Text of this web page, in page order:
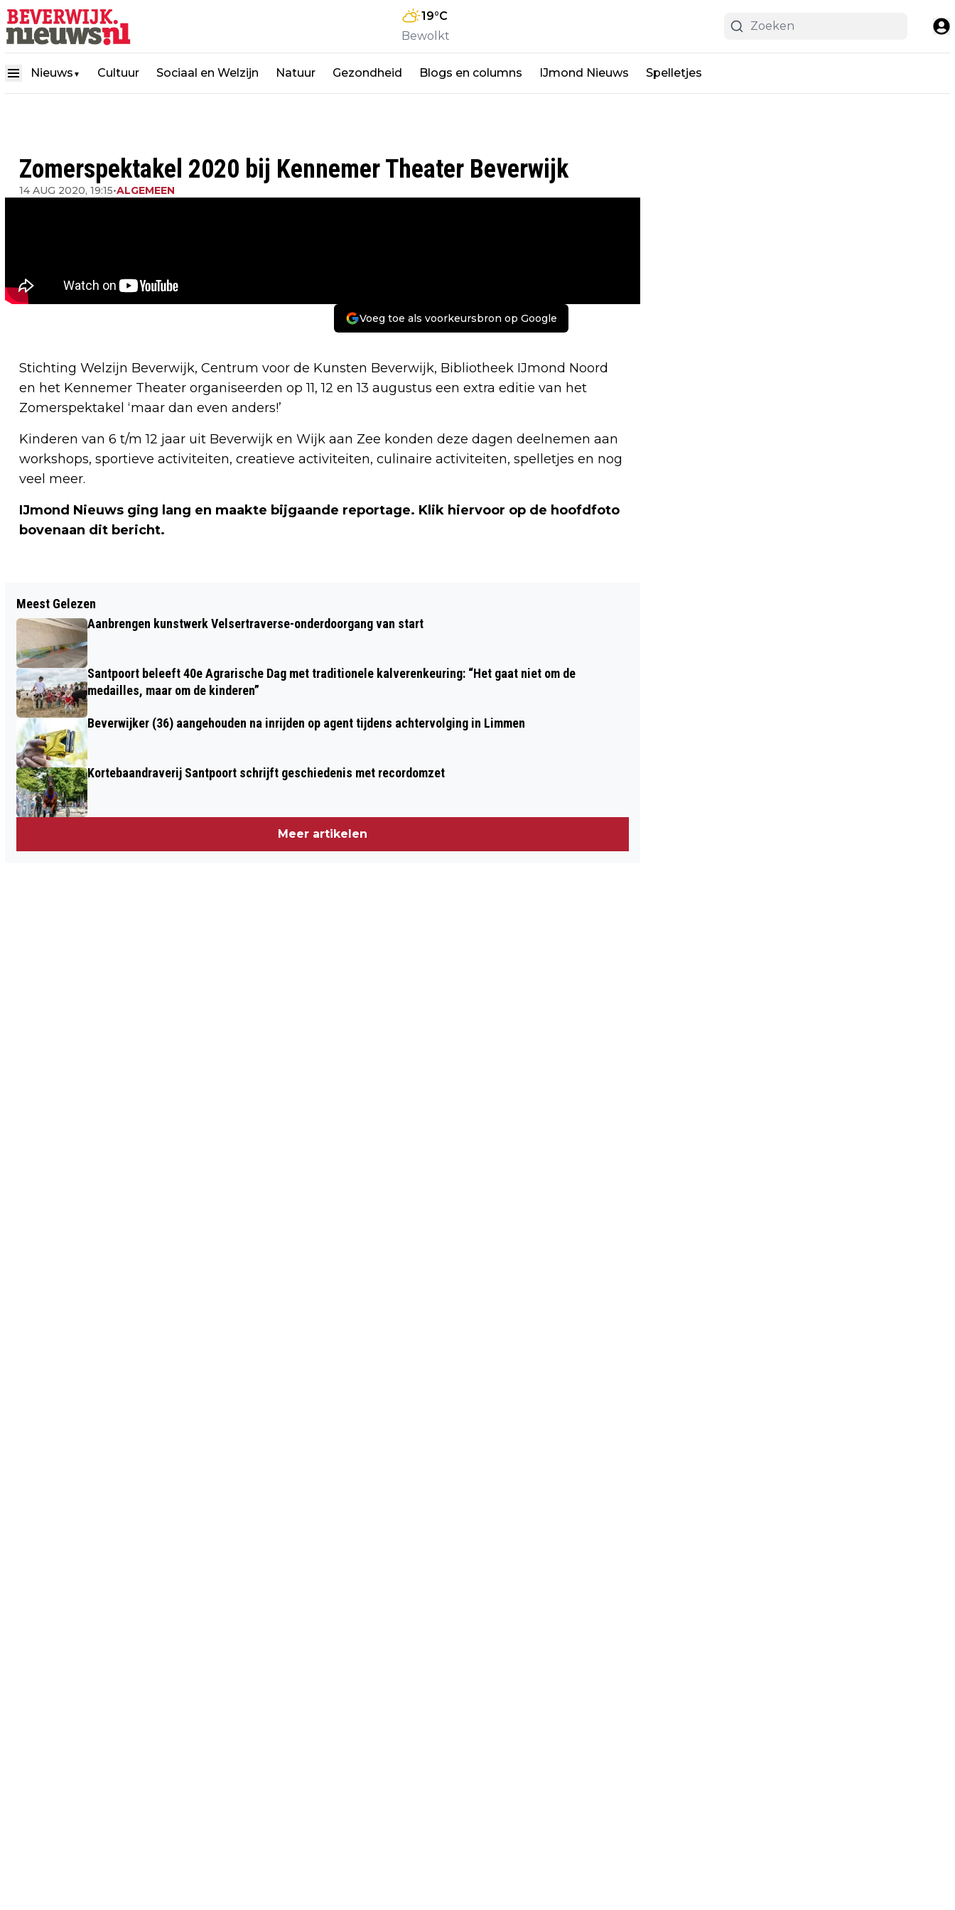
19°C
Bewolkt
Nieuws ▼ Cultuur Sociaal en Welzijn Natuur Gezondheid Blogs en columns IJmond Nieuws Spelletjes
Zomerspektakel 2020 bij Kennemer Theater Beverwijk
14 AUG 2020, 19:15•ALGEMEEN
Voeg toe als voorkeursbron op Google
Stichting Welzijn Beverwijk, Centrum voor de Kunsten Beverwijk, Bibliotheek IJmond Noord
en het Kennemer Theater organiseerden op 11, 12 en 13 augustus een extra editie van het
Zomerspektakel ‘maar dan even anders!’
Kinderen van 6 t/m 12 jaar uit Beverwijk en Wijk aan Zee konden deze dagen deelnemen aan
workshops, sportieve activiteiten, creatieve activiteiten, culinaire activiteiten, spelletjes en nog
veel meer.
IJmond Nieuws ging lang en maakte bijgaande reportage. Klik hiervoor op de hoofdfoto
bovenaan dit bericht.
GEBOORTES I HUWELIJKEN I OVERLEDEN
MET CORONAVIRUS
Meest Gelezen
Aanbrengen kunstwerk Velsertraverse-onderdoorgang van start
Santpoort beleeft 40e Agrarische Dag met traditionele kalverenkeuring: “Het gaat niet om de
medailles, maar om de kinderen”
Beverwijker (36) aangehouden na inrijden op agent tijdens achtervolging in Limmen
Kortebaandraverij Santpoort schrijft geschiedenis met recordomzet
Meer artikelen